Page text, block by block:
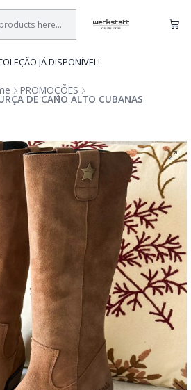
JÁ DISPONÍVEL!
PROMOÇÕES
DE CANO ALTO CUBANAS